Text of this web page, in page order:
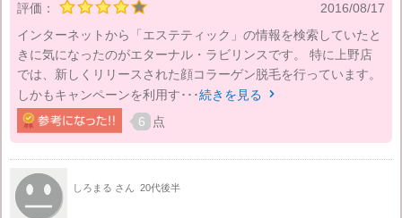
評価：
2016/08/17
インターネットから「エステティック」の情報を検索していたと
きに気になったのがエターナル・ラビリンスです。 特に上野店
では、新しくリリースされた顔コラーゲン脱毛を行っています。
しかもキャンペーンを利用す･･･続きを見る 
6 点
しろまる さん 20代後半